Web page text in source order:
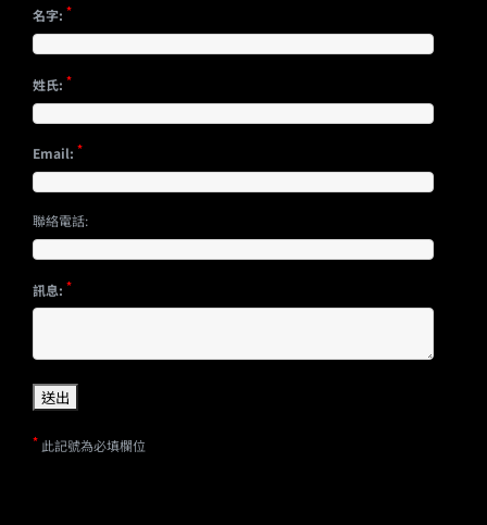
名字: *
姓氏: *
Email: *
聯絡電話:
訊息: *
* 此記號為必填欄位